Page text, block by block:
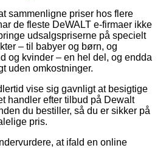
sammenligne priser hos flere
de fleste DeWALT e-firmaer ikke
udsalgspriserne på specielt
– til babyer og børn, og
og kvinder – en hel del, og endda
uden omkostninger.
vise sig gavnligt at besigtige
handler efter tilbud på Dewalt
du bestiller, så du er sikker på
pris.
at ifald en online